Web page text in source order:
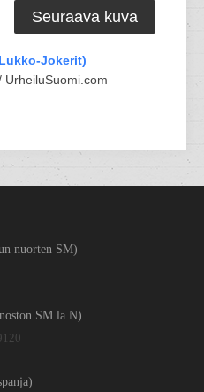
Seuraava kuva
Jokerit)
UrheiluSuomi.com
nuorten SM)
SM la N)